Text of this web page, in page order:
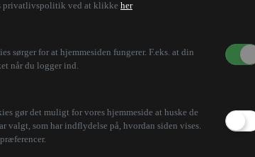
privatlivspolitik ved at klikke her
sørger for at hjemmesiden fungerer. F.eks. at din
når du logger ind.
gør det muligt for vores hjemmeside at huske de
valgt, som har indflydelse på, hvordan siden vises.